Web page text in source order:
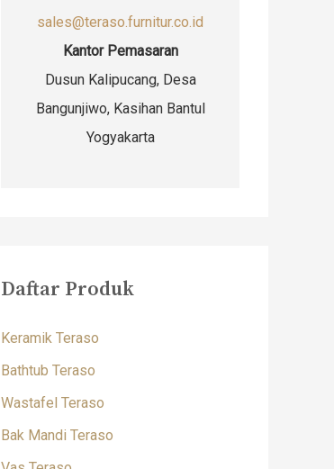
sales@teraso.furnitur.co.id
Kantor Pemasaran
Dusun Kalipucang, Desa
Bangunjiwo, Kasihan Bantul
Yogyakarta
Daftar Produk
Keramik Teraso
Bathtub Teraso
Wastafel Teraso
Bak Mandi Teraso